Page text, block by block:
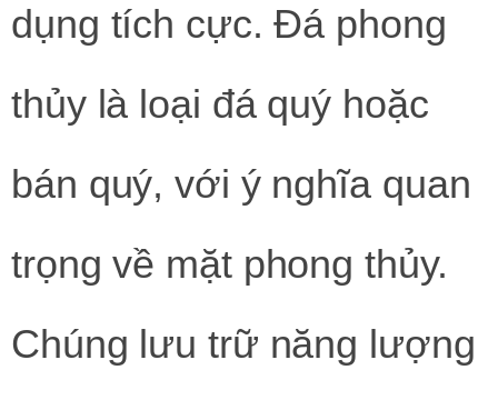
dụng tích cực. Đá phong
thủy là loại đá quý hoặc
bán quý, với ý nghĩa quan
trọng về mặt phong thủy.
Chúng lưu trữ năng lượng